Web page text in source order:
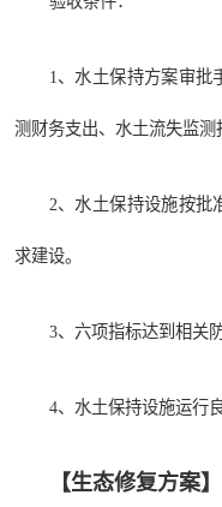
1、水土保持方案审批
测财务支出、水土流失监测
2、水土保持设施按批
求建设。
3、六项指标达到相关
4、水土保持设施运行良
【生态修复方案】